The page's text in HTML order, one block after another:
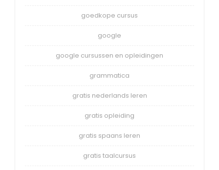
goedkope cursus
google
google cursussen en opleidingen
grammatica
gratis nederlands leren
gratis opleiding
gratis spaans leren
gratis taalcursus